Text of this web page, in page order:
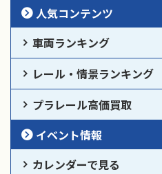
人気コンテンツ
車両ランキング
レール・情景ランキング
プラレール高価買取
イベント情報
カレンダーで見る